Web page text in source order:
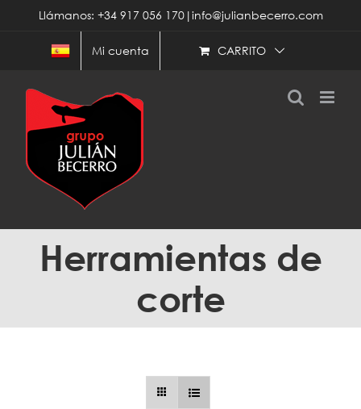
contenido
Llámanos: +34 917 056 170|info@julianbecerro.com
Mi cuenta CARRITO
Herramientas de
corte